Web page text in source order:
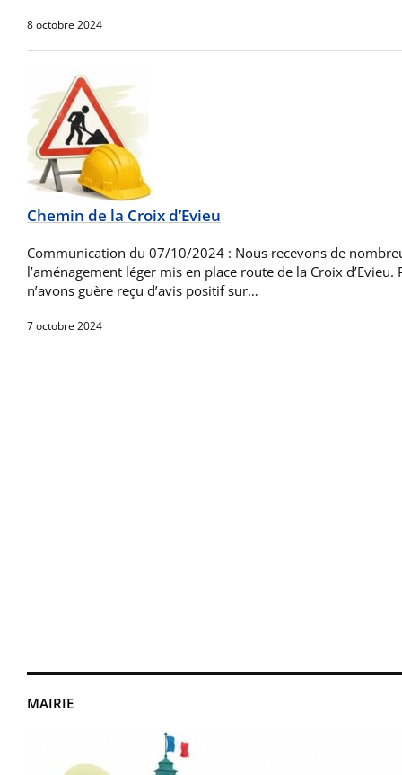
MAIRIE
8 octobre 2024
Chemin de la Croix d’Evieu
Communication du 07/10/2024 : Nous recevons de
l’aménagement léger mis en place route de la Croix d’Evieu.
n’avons guère reçu d’avis positif sur…
7 octobre 2024